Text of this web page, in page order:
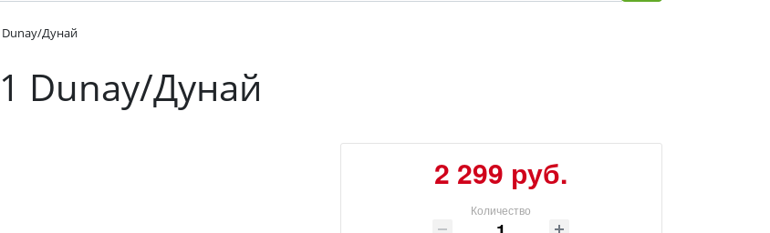
Дунай
Dunay/Дунай
2 299 руб.
Количество